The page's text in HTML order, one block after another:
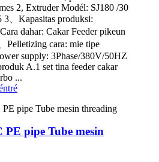
2, Extruder Modél: SJ180 /30
3、Kapasitas produksi:
dahar: Cakar Feeder pikeun
Pelletizing cara: mie tipe
supply: 3Phase/380V/50HZ
A.1 set tina feeder cakar
...
PE pipe Tube mesin